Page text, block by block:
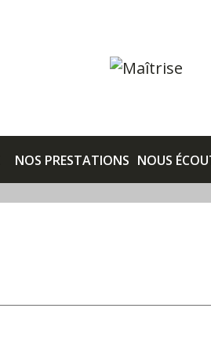
NOS PRESTATIONS NOUS